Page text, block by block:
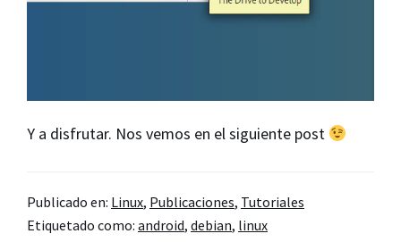
Y a disfrutar. Nos vemos en el siguiente post
Publicado en: Linux, Publicaciones, Tutoriales
Etiquetado como: android, debian, linux